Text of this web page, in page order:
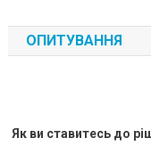
ОПИТУВАННЯ
Як ви ставитесь до